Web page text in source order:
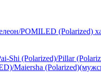
POMILED (Polarized)
Shi (Polarized)/Pillar
Maiersha